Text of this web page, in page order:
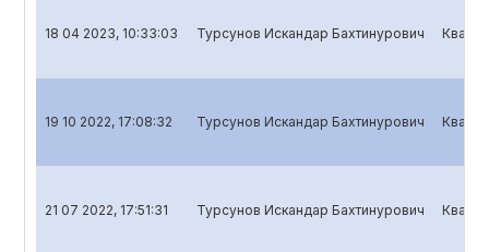
18 04 2023, 10:33:03 Турсунов Искандар Бахтинурович
19 10 2022, 17:08:32 Турсунов Искандар Бахтинурович
21 07 2022, 17:51:31 Турсунов Искандар Бахтинурович